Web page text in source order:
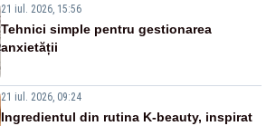
21 iul. 2026, 15:56
Tehnici simple pentru gestionarea
anxietății
21 iul. 2026, 09:24
Ingredientul din rutina K-beauty, inspirat